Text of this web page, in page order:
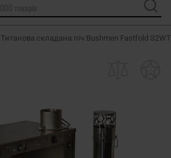
Титанова складана піч Bushmen Fastfold S2WT